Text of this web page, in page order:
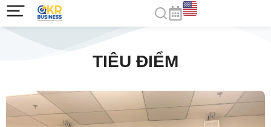
TIÊU ĐIỂM